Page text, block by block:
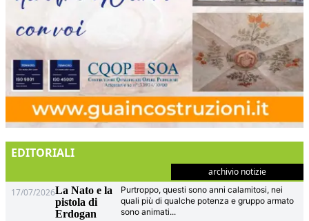
EDITORIALI
archivio notizie
17/07/2026La Nato e la
pistola di
Erdogan
Purtroppo, questi sono anni calamitosi, nei
quali più di qualche potenza e gruppo armato
sono animati...